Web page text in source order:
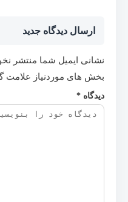
ارسال دیدگاه جدید
نشانی ایمیل شما منتشر
بخش های موردنیاز علامت
دیدگاه *